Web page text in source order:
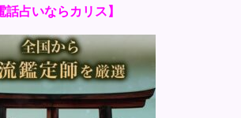
話占いならカリス】